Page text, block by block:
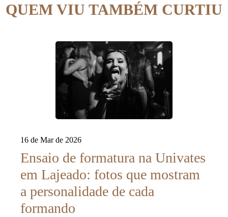
QUEM VIU TAMBÉM CURTIU
16 de Mar de 2026
Ensaio de formatura na Univates
em Lajeado: fotos que mostram
a personalidade de cada
formando